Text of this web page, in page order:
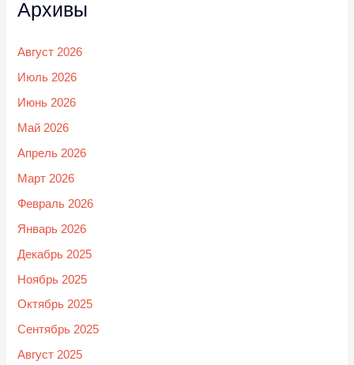
Архивы
Август 2026
Июль 2026
Июнь 2026
Май 2026
Апрель 2026
Март 2026
Февраль 2026
Январь 2026
Декабрь 2025
Ноябрь 2025
Октябрь 2025
Сентябрь 2025
Август 2025